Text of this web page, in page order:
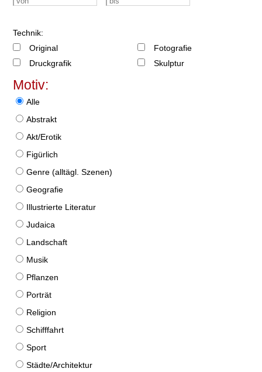
Technik:
Original
Druckgrafik
Fotografie
Skulptur
Motiv:
Alle
Abstrakt
Akt/Erotik
Figürlich
Genre (alltägl. Szenen)
Geografie
Illustrierte Literatur
Judaica
Landschaft
Musik
Pflanzen
Porträt
Religion
Schifffahrt
Sport
Städte/Architektur